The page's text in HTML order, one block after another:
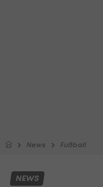
News Fußball
NEWS